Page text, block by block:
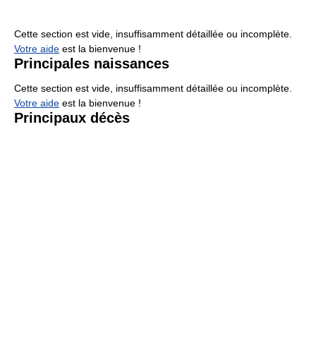
Cette section est vide, insuffisamment détaillée ou incomplète.
Votre aide est la bienvenue !
Principales naissances
Cette section est vide, insuffisamment détaillée ou incomplète.
Votre aide est la bienvenue !
Principaux décès